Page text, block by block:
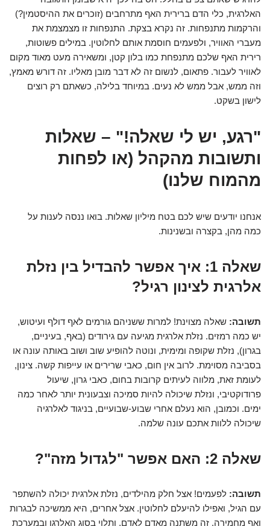
האלרגית, כלי הדם ברירית האף מתרחבים (זוכרים את ההיסטמין?)
והרקמות מתנפחות. זה נקרא בצקת. התנפחות זו מצמצמת את
מעברי האוויר, ולפעמים חוסמת אותם לחלוטין. במילים פשוטות,
רירית האף שלכם מתנפחת כמו בלון קטן, ומשאירה מעט מאוד מקום
לאוויר לעבור. פתאום, לנשום זה לא דבר מובן מאליו. זה דורש מאמץ,
וזה ממש, אבל ממש לא נעים. במיוחד בלילה, כשאתם רק רוצים
לישון בשקט.
"רגע, יש לי שאלה!" – שאלות
ותשובות מהקהל (או לפחות
מהמוח שלנו)
אנחנו יודעים שיש לכם בטח מיליון שאלות. בואו ננסה לענות על
כמה מהן, בקצרה ובשנינות.
שאלה 1: איך אפשר להבדיל בין נזלת
אלרגית לצינון רגיל?
תשובה: שאלה מצוינת! למרות ששניהם גורמים לאף דולף ועיטוש,
יש כמה רמזים. נזלת אלרגית מגיעה עם גירודים (באף, בעיניים,
בגרון), נזלת שקופה ומימית, ונוטה להופיע שוב ושוב באותה עונה או
בסביבה מסוימת. לרוב אין חום, כאבי שרירים או עייפות קשה. צינון,
לעומת זאת, מלווה לעיתים קרובות בחום, כאבי גרון, שיעול
פרודוקטיבי, ונזלת שיכולה להיות סמיכה וצבעונית יותר לאחר כמה
ימים. וכמובן, הוא נעלם אחרי שבוע-שבועיים, בניגוד לאלרגיה
שיכולה ללוות אתכם עונה שלמה.
שאלה 2: האם אפשר "לגדול מזה"?
תשובה: לפעמים! אצל חלק מהילדים, נזלת אלרגית יכולה להשתפר
עם הגיל, ואפילו להיעלם לחלוטין. אצל אחרים, היא ממשיכה לבגרות
ואף מחמירה. זה משתנה מאדם לאדם, ותלוי בסוג האלרגן ובמערכת